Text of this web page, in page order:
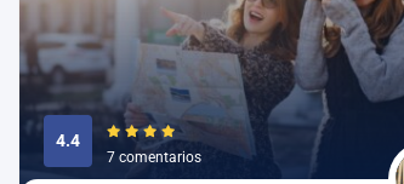
4.4
7 comentarios